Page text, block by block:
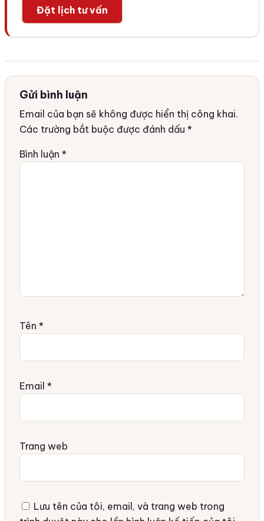
Đặt lịch tư vấn
Gửi bình luận
Email của bạn sẽ không được hiển thị công khai.
Các trường bắt buộc được đánh dấu *
Bình luận *
Tên *
Email *
Trang web
Lưu tên của tôi, email, và trang web trong